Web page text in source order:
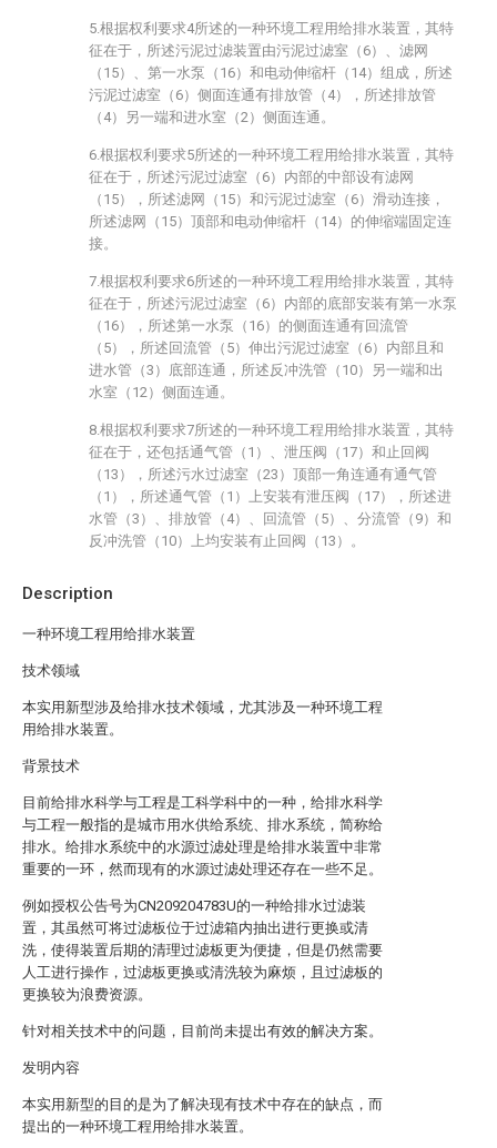
Description
一种环境工程用给排水装置
技术领域
本实用新型涉及给排水技术领域，尤其涉及一种环境工程
用给排水装置。
背景技术
目前给排水科学与工程是工科学科中的一种，给排水科学
与工程一般指的是城市用水供给系统、排水系统，简称给
排水。给排水系统中的水源过滤处理是给排水装置中非常
重要的一环，然而现有的水源过滤处理还存在一些不足。
例如授权公告号为CN209204783U的一种给排水过滤装
置，其虽然可将过滤板位于过滤箱内抽出进行更换或清
洗，使得装置后期的清理过滤板更为便捷，但是仍然需要
人工进行操作，过滤板更换或清洗较为麻烦，且过滤板的
更换较为浪费资源。
针对相关技术中的问题，目前尚未提出有效的解决方案。
发明内容
本实用新型的目的是为了解决现有技术中存在的缺点，而
提出的一种环境工程用给排水装置。
5.根据权利要求4所述的一种环境工程用给排水装置，其特
征在于，所述污泥过滤装置由污泥过滤室（6）、滤网
（15）、第一水泵（16）和电动伸缩杆（14）组成，所述
污泥过滤室（6）侧面连通有排放管（4），所述排放管
（4）另一端和进水室（2）侧面连通。
6.根据权利要求5所述的一种环境工程用给排水装置，其特
征在于，所述污泥过滤室（6）内部的中部设有滤网
（15），所述滤网（15）和污泥过滤室（6）滑动连接，
所述滤网（15）顶部和电动伸缩杆（14）的伸缩端固定连
接。
7.根据权利要求6所述的一种环境工程用给排水装置，其特
征在于，所述污泥过滤室（6）内部的底部安装有第一水泵
（16），所述第一水泵（16）的侧面连通有回流管
（5），所述回流管（5）伸出污泥过滤室（6）内部且和
进水管（3）底部连通，所述反冲洗管（10）另一端和出
水室（12）侧面连通。
8.根据权利要求7所述的一种环境工程用给排水装置，其特
征在于，还包括通气管（1）、泄压阀（17）和止回阀
（13），所述污水过滤室（23）顶部一角连通有通气管
（1），所述通气管（1）上安装有泄压阀（17），所述进
水管（3）、排放管（4）、回流管（5）、分流管（9）和
反冲洗管（10）上均安装有止回阀（13）。